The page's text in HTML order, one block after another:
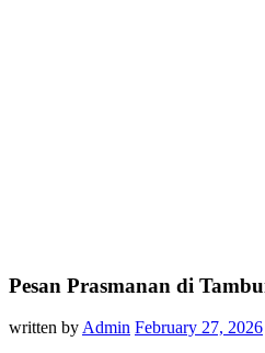
Pesan Prasmanan di
written byAdmin February 27, 2026